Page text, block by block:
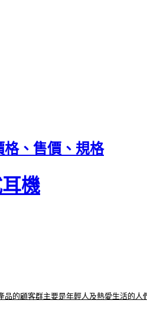
、售價、規格
機
的顧客群主要是年輕人及熱愛生活的人